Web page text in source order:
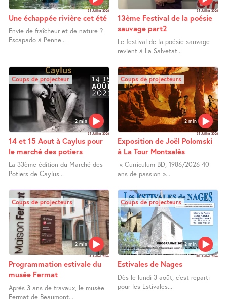
31 Juillet 2026
Une échappée rivière cet été
Envie de fraîcheur et de nature ?
Escapado à Penne...
31 Juillet 2026
13ème Festival de la poésie
sauvage part2
Le festival de la poésie sauvage
revient à La Salvetat...
2 min
Coups de projecteur
31 Juillet 2026
14 et 15 Aout à Caylus pour
le marché des potiers
La 33ème édition du Marché des
Potiers de Caylus...
2 min
Coups de projecteurs
31 Juillet 2026
Exposition de Joël Polomski
à La Tour Montsalès
« Curriculum BD, 1986/2026 40
ans de passion »...
2 min
Coups de projecteurs
31 Juillet 2026
Programmation estivale du
musée Fermat
Après 3 ans de travaux, le musée
Fermat de Beaumont...
2 min
Coups de projecteurs
30 Juillet 2026
Estivales de Nages
Dès le lundi 3 août, c’est reparti
pour les Estivales...